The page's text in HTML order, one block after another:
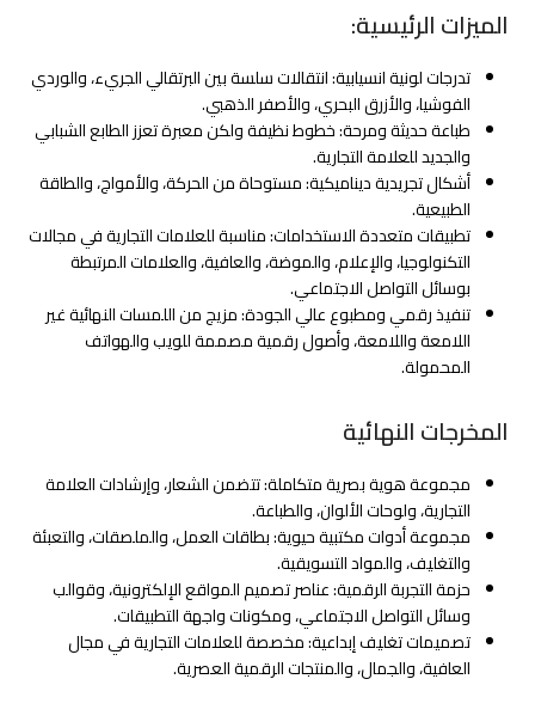
الميزات الرئيسية:
تدرجات لونية انسيابية: انتقالات سلسة بين البرتقالي الجريء، والوردي
الفوشيا، والأزرق البحري، والأصفر الذهبي.
طباعة حديثة ومرحة: خطوط نظيفة ولكن معبرة تعزز الطابع الشبابي
والجديد للعلامة التجارية.
أشكال تجريدية ديناميكية: مستوحاة من الحركة، والأمواج، والطاقة
الطبيعية.
تطبيقات متعددة الاستخدامات: مناسبة للعلامات التجارية في مجالات
التكنولوجيا، والإعلام، والموضة، والعافية، والعلامات المرتبطة
بوسائل التواصل الاجتماعي.
تنفيذ رقمي ومطبوع عالي الجودة: مزيج من اللمسات النهائية غير
اللامعة واللامعة، وأصول رقمية مصممة للويب والهواتف
المحمولة.
المخرجات النهائية
مجموعة هوية بصرية متكاملة: تتضمن الشعار، وإرشادات العلامة
التجارية، ولوحات الألوان، والطباعة.
مجموعة أدوات مكتبية حيوية: بطاقات العمل، والملصقات، والتعبئة
والتغليف، والمواد التسويقية.
حزمة التجربة الرقمية: عناصر تصميم المواقع الإلكترونية، وقوالب
وسائل التواصل الاجتماعي، ومكونات واجهة التطبيقات.
تصميمات تغليف إبداعية: مخصصة للعلامات التجارية في مجال
العافية، والجمال، والمنتجات الرقمية العصرية.